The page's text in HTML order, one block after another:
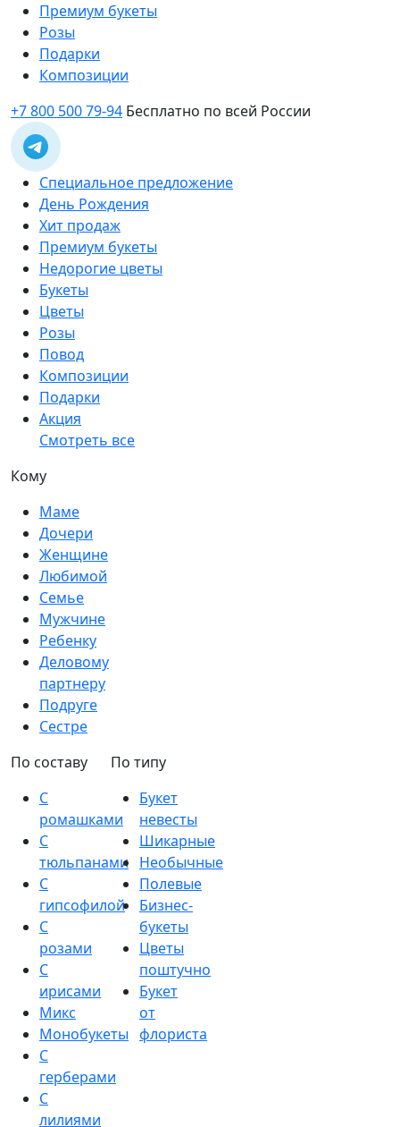
Премиум букеты
Розы
Подарки
Композиции
+7 800 500 79-94 Бесплатно по всей России
Специальное предложение
День Рождения
Хит продаж
Премиум букеты
Недорогие цветы
Букеты
Цветы
Розы
Повод
Композиции
Подарки
Акция
Смотреть все
Кому
Маме
Дочери
Женщине
Любимой
Семье
Мужчине
Ребенку
Деловому
партнеру
Подруге
Сестре
По составу
С
ромашками
С
тюльпанами
С
гипсофилой
С
розами
С
ирисами
Микс
Монобукеты
С
герберами
С
лилиями
По типу
Букет
невесты
Шикарные
Необычные
Полевые
Бизнес-
букеты
Цветы
поштучно
Букет
от
флориста